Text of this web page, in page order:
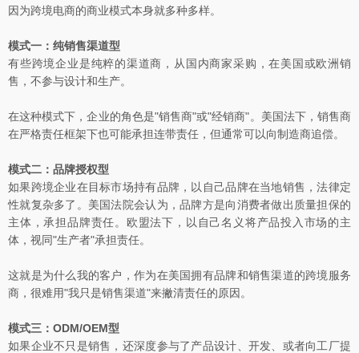
因为跨境电商的商业模式本身就多种多样。
模式一：纯销售渠道型
有些跨境企业是纯粹的渠道商，从国内商家采购，在美国或欧洲销
售，不参与设计和生产。
在这种模式下，企业的角色是"销售商"或"经销商"。美国法下，销售商
在严格责任框架下也可能承担连带责任，但通常可以向制造商追偿。
模式二：品牌授权型
如果跨境企业在目标市场持有品牌，以自己品牌在当地销售，法律定
性就复杂多了。美国法院会认为，品牌方是向消费者做出质量担保的
主体，承担品牌责任。欧盟法下，以自己名义将产品投入市场的主
体，视同"生产者"承担责任。
这就是为什么我的客户，作为在美国拥有品牌和销售渠道的跨境服务
商，很难用"我只是销售渠道"来撇清责任的原因。
模式三：ODM/OEM型
如果企业不只是销售，还深度参与了产品设计、开发、或者向工厂提